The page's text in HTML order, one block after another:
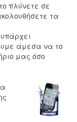
πλύνετε σε
τα
άμεσα να το
μας όσο